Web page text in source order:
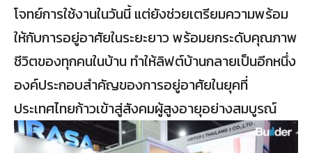
โจทย์การใช้งานในวันนี้ แต่ยังช่วยเตรียมความพร้อม
ให้กับการอยู่อาศัยในระยะยาว พร้อมยกระดับคุณภาพ
ชีวิตของทุกคนในบ้าน ทำให้ลิฟต์บ้านกลายเป็นอีกหนึ่ง
องค์ประกอบสำคัญของการอยู่อาศัยในยุคที่
ประเทศไทยก้าวเข้าสู่สังคมผู้สูงอายุอย่างสมบูรณ์